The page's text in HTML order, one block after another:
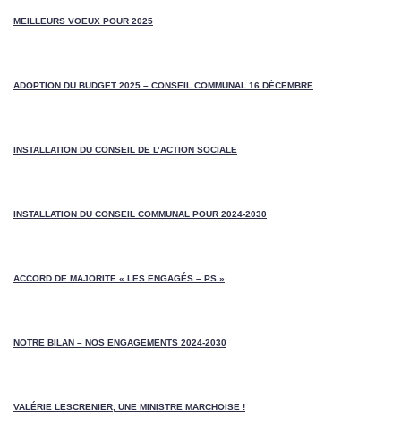
MEILLEURS VOEUX POUR 2025
ADOPTION DU BUDGET 2025 – CONSEIL COMMUNAL 16 DÉCEMBRE
INSTALLATION DU CONSEIL DE L’ACTION SOCIALE
INSTALLATION DU CONSEIL COMMUNAL POUR 2024-2030
ACCORD DE MAJORITE « LES ENGAGÉS – PS »
NOTRE BILAN – NOS ENGAGEMENTS 2024-2030
VALÉRIE LESCRENIER, UNE MINISTRE MARCHOISE !